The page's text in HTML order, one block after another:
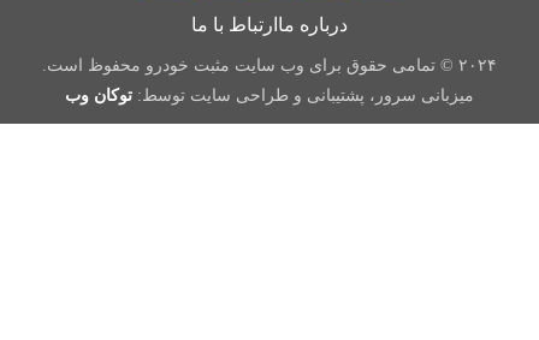
درباره ما ارتباط با ما
۲۰۲۴ © تمامی حقوق برای وب سایت مثبت خودرو محفوظ است.
میزبانی سرور، پشتیبانی و طراحی سایت توسط: توکان وب